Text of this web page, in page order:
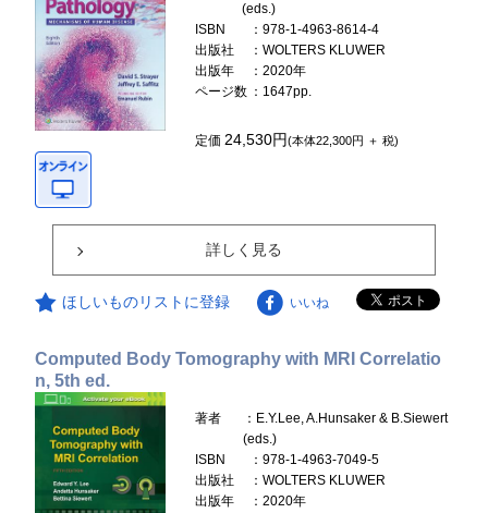
(eds.)
ISBN
：978-1-4963-8614-4
出版社
：WOLTERS KLUWER
出版年
：2020年
ページ数 ：1647pp.
定価24,530円(本体22,300円 ＋ 税)
詳しく見る
ほしいものリストに登録 いいね
Computed Body Tomography with MRI Correlatio
n, 5th ed.
著者
：E.Y.Lee, A.Hunsaker & B.Siewert
(eds.)
ISBN
：978-1-4963-7049-5
出版社
：WOLTERS KLUWER
出版年
：2020年